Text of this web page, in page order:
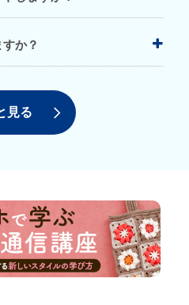
です。
スト両方をご覧いただくこ
す。
講座専用アプリをダウンロ
です。
プリを自由に利用できま
か？
ィーク、夏季休業、年末年
見る